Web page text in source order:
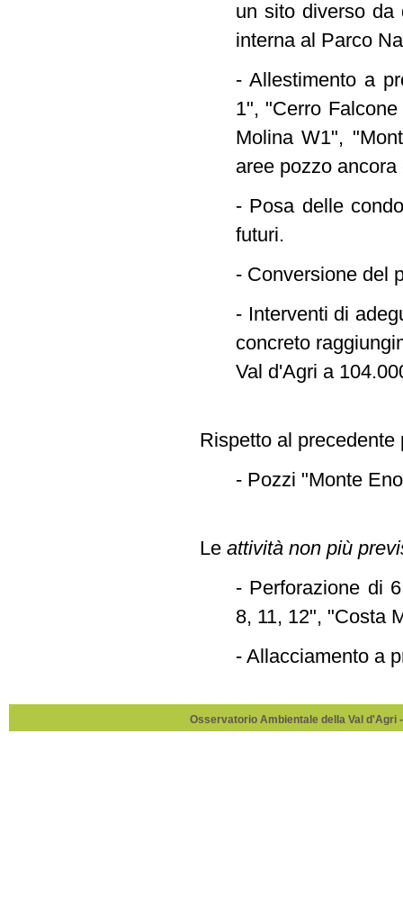
un sito diverso da
interna al Parco
- Allestimento a
1", "Cerro
Molina W1",
aree pozzo
- Posa delle
futuri.
- Conversione del
- Interventi di
concreto
Val d'Agri a
Rispetto al
- Pozzi "Monte
Le attività non più
- Perforazione di
8, 11, 12", "Costa
- Allacciamento a
Osservatorio Ambientale della Val d'Agri